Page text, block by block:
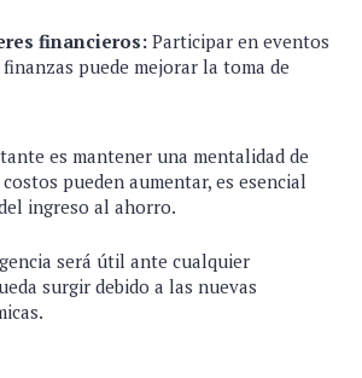
financieros: Participar en eventos
puede mejorar la toma de
es mantener una mentalidad de
pueden aumentar, es esencial
ingreso al ahorro.
será útil ante cualquier
surgir debido a las nuevas